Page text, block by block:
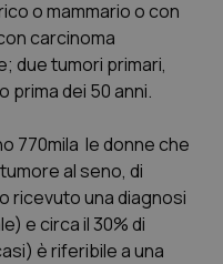
o mammario o con
carcinoma
due tumori primari,
prima dei 50 anni.
770mila le donne che
al seno, di
ricevuto una diagnosi
e circa il 30% di
è riferibile a una